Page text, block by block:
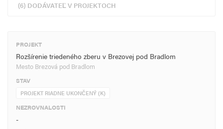
(6) DODÁVATEĽ V PROJEKTOCH
PROJEKT
Rozšírenie triedeného zberu v Brezovej pod Bradlom
Mesto Brezová pod Bradlom
STAV
PROJEKT RIADNE UKONČENÝ (K)
NEZROVNALOSTI
-